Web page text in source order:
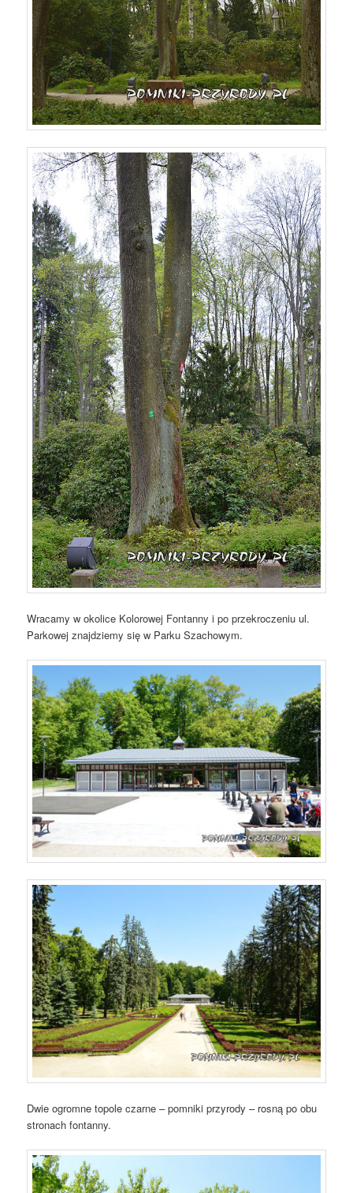
Wracamy w okolice Kolorowej Fontanny i po przekroczeniu ul.
Parkowej znajdziemy się w Parku Szachowym.
Dwie ogromne topole czarne – pomniki przyrody – rosną po obu
stronach fontanny.